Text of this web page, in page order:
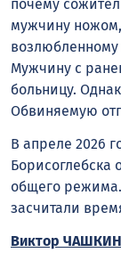
почему
мужчину
возлюбленному
Мужчину с
больницу.
Обвиняемую
В апреле 2026
Борисоглебска
общего
засчитали
Виктор ЧАШКИН